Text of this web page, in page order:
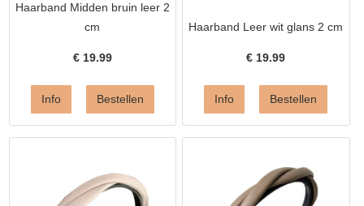
Haarband Midden bruin leer 2
cm
€ 19.99
Haarband Leer wit glans 2 cm
€19.99